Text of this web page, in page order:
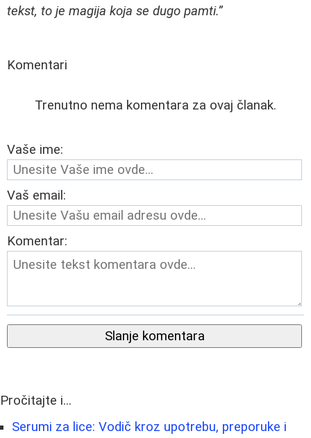
tekst, to je magija koja se dugo pamti.”
Komentari
Trenutno nema komentara za ovaj članak.
Vaše ime:
Vaš email:
Komentar:
Slanje komentara
Pročitajte i...
Serumi za lice: Vodič kroz upotrebu, preporuke i